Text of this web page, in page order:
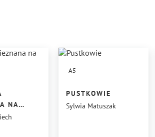
NA
A5
PUSTKOWIE
Sylwia Matuszak